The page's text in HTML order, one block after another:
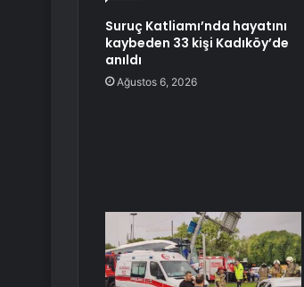
Suruç Katliamı’nda hayatını
kaybeden 33 kişi Kadıköy’de
anıldı
Ağustos 6, 2026